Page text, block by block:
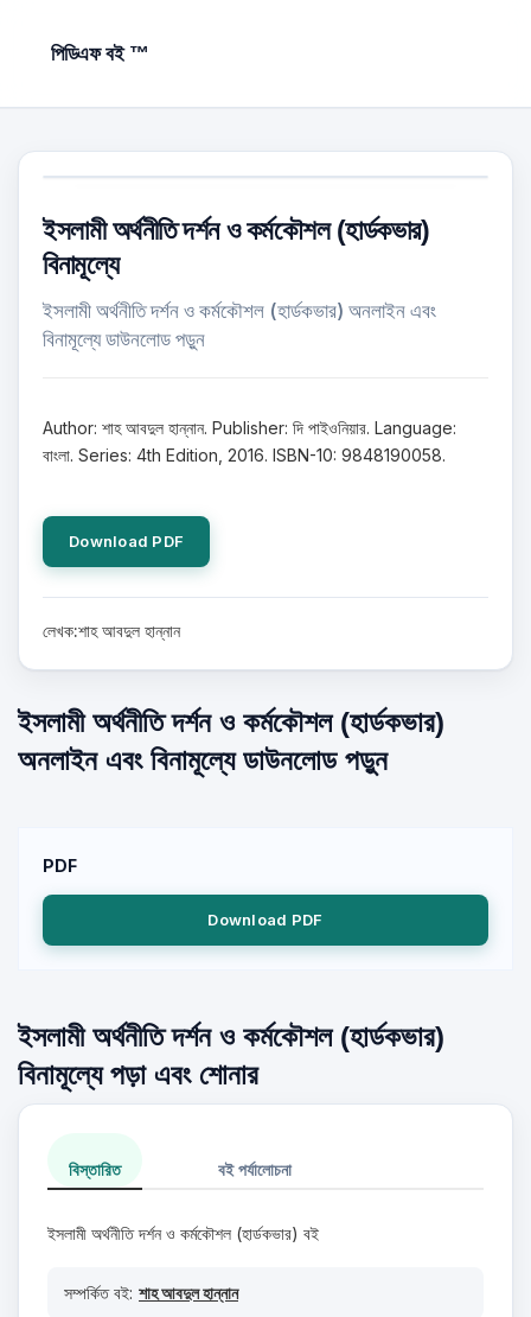
পিডিএফ বই ™
ইসলামী অর্থনীতি দর্শন ও কর্মকৌশল (হার্ডকভার)
বিনামূল্যে
ইসলামী অর্থনীতি দর্শন ও কর্মকৌশল (হার্ডকভার) অনলাইন এবং
বিনামূল্যে ডাউনলোড পড়ুন
Author: শাহ আবদুল হান্নান. Publisher: দি পাইওনিয়ার. Language:
বাংলা. Series: 4th Edition, 2016. ISBN-10: 9848190058.
Download PDF
লেখক:শাহ আবদুল হান্নান
ইসলামী অর্থনীতি দর্শন ও কর্মকৌশল (হার্ডকভার)
অনলাইন এবং বিনামূল্যে ডাউনলোড পড়ুন
PDF
Download PDF
ইসলামী অর্থনীতি দর্শন ও কর্মকৌশল (হার্ডকভার)
বিনামূল্যে পড়া এবং শোনার
বিস্তারিত বই পর্যালোচনা
ইসলামী অর্থনীতি দর্শন ও কর্মকৌশল (হার্ডকভার) বই
সম্পর্কিত বই: শাহ আবদুল হান্নান